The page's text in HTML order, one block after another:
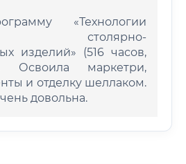
«Технологии
столярно-
изделий» (516 часов,
Освоила маркетри,
и отделку шеллаком.
довольна.